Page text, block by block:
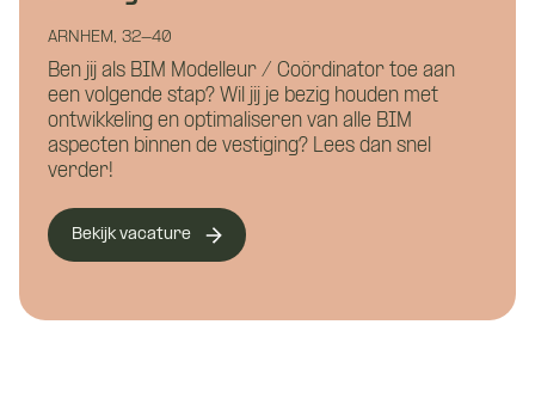
ARNHEM, 32-40
Ben jij als BIM Modelleur / Coördinator toe aan
een volgende stap? Wil jij je bezig houden met
ontwikkeling en optimaliseren van alle BIM
aspecten binnen de vestiging? Lees dan snel
verder!
Bekijk vacature